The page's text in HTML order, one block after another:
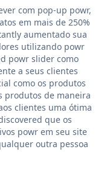
com pop-up powr,
em mais de 250%
aumentado sua
utilizando powr
powr slider como
a seus clientes
como os produtos
produtos de maneira
clientes uma ótima
que os
powr em seu site
outra pessoa